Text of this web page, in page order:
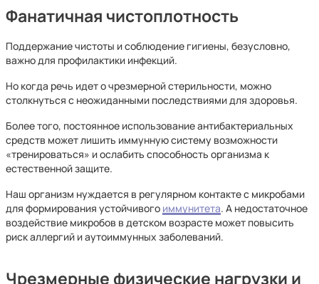
Фанатичная чистоплотность
Поддержание чистоты и соблюдение гигиены, безусловно,
важно для профилактики инфекций.
Но когда речь идет о чрезмерной стерильности, можно
столкнуться с неожиданными последствиями для здоровья.
Более того, постоянное использование антибактериальных
средств может лишить иммунную систему возможности
«тренироваться» и ослабить способность организма к
естественной защите.
Наш организм нуждается в регулярном контакте с микробами
для формирования устойчивого иммунитета. А недостаточное
воздействие микробов в детском возрасте может повысить
риск аллергий и аутоиммунных заболеваний.
Чрезмерные физические нагрузки и